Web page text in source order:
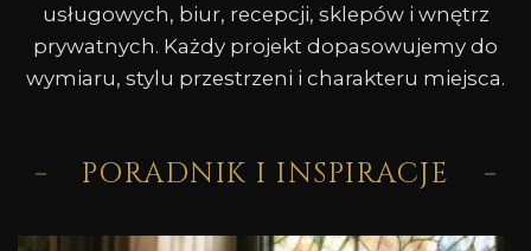
usługowych, biur, recepcji, sklepów i wnętrz
prywatnych. Każdy projekt dopasowujemy do
wymiaru, stylu przestrzeni i charakteru miejsca.
PORADNIK I INSPIRACJE